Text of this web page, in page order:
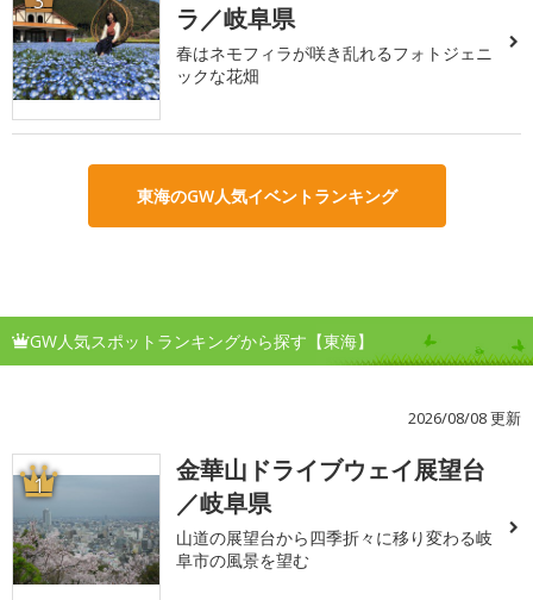
ラ／岐阜県
春はネモフィラが咲き乱れるフォトジェニ
ックな花畑
東海のGW人気イベントランキング
GW人気スポットランキングから探す【東海】
2026/08/08 更新
1
金華山ドライブウェイ展望台
／岐阜県
山道の展望台から四季折々に移り変わる岐
阜市の風景を望む